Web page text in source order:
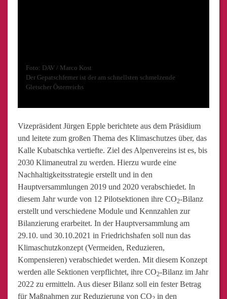
Foto: DAV / Marco Kost
Der Gepatschferner ist der am schnellsten schmelzende
Gletscher Österreichs
Vizepräsident Jürgen Epple berichtete aus dem Präsidium
und leitete zum großen Thema des Klimaschutzes über, das
Kalle Kubatschka vertiefte. Ziel des Alpenvereins ist es, bis
2030 Klimaneutral zu werden. Hierzu wurde eine
Nachhaltigkeitsstrategie erstellt und in den
Hauptversammlungen 2019 und 2020 verabschiedet. In
diesem Jahr wurde von 12 Pilotsektionen ihre CO2-Bilanz
erstellt und verschiedene Module und Kennzahlen zur
Bilanzierung erarbeitet. In der Hauptversammlung am
29.10. und 30.10.2021 in Friedrichshafen soll nun das
Klimaschutzkonzept (Vermeiden, Reduzieren,
Kompensieren) verabschiedet werden. Mit diesem Konzept
werden alle Sektionen verpflichtet, ihre CO2-Bilanz im Jahr
2022 zu ermitteln. Aus dieser Bilanz soll ein fester Betrag
für Maßnahmen zur Reduzierung von CO
in den